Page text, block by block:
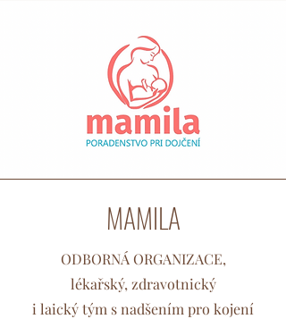
MAMILA
ODBORNÁ ORGANIZACE,
lékařský, zdravotnický
i laický tým s nadšením pro kojení